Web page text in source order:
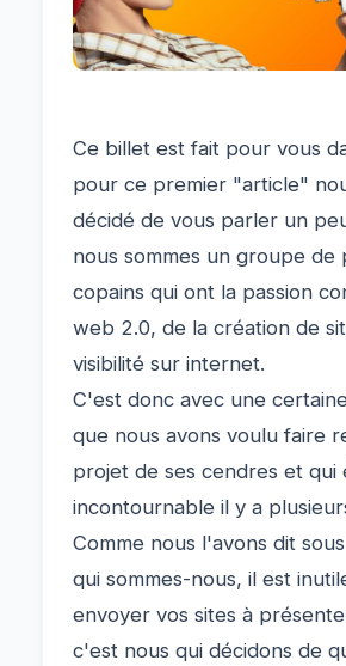
Ce billet est fait pour vous
pour ce premier "article"
décidé de vous parler un
nous sommes un groupe de
copains qui ont la passion
web 2.0, de la création de
visibilité sur internet.
C'est donc avec une
que nous avons voulu faire
projet de ses cendres et qui
incontournable il y a
Comme nous l'avons dit
qui sommes-nous, il est
envoyer vos sites à
c'est nous qui décidons de